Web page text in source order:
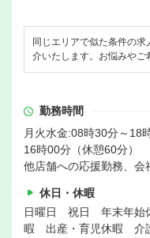
同じエリアで似た条件の
介いたします。お悩みや
勤務時間
月火水金:08時30分～18
16時00分（休憩60分）
他店舗への応援勤務、会
休日・休暇
日曜日 祝日 年末年
暇 出産・育児休暇 介